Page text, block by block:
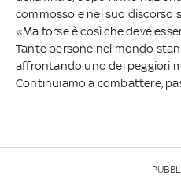
commosso e nel suo discorso
«Ma forse è così che deve
Tante persone nel mondo
affrontando uno dei peggiori
Continuiamo a combattere,